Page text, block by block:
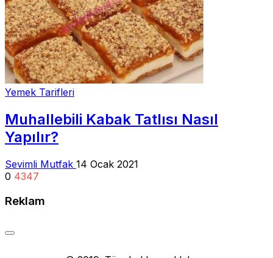
Yemek Tarifleri
Muhallebili Kabak Tatlısı Nasıl
Yapılır?
Sevimli Mutfak 14 Ocak 2021
0 4347
Reklam